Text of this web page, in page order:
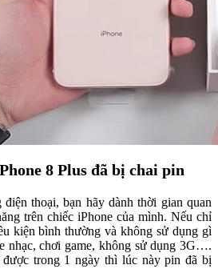
8 Plus đã bị chai pin
thoại, bạn hãy dành thời gian quan
trên chiếc iPhone của mình. Nếu chỉ
kiện bình thường và không sử dụng gì
nhạc, chơi game, không sử dụng 3G….
trong 1 ngày thì lúc này pin đã bị